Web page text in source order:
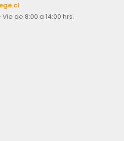
de 8:00 a 14:00 hrs.